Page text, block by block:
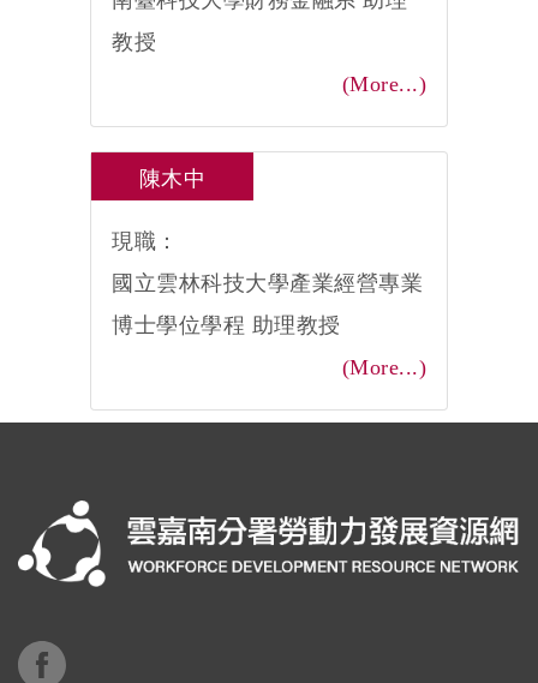
教授
(More...)
陳木中
現職：
國立雲林科技大學產業經營專業
博士學位學程 助理教授
(More...)